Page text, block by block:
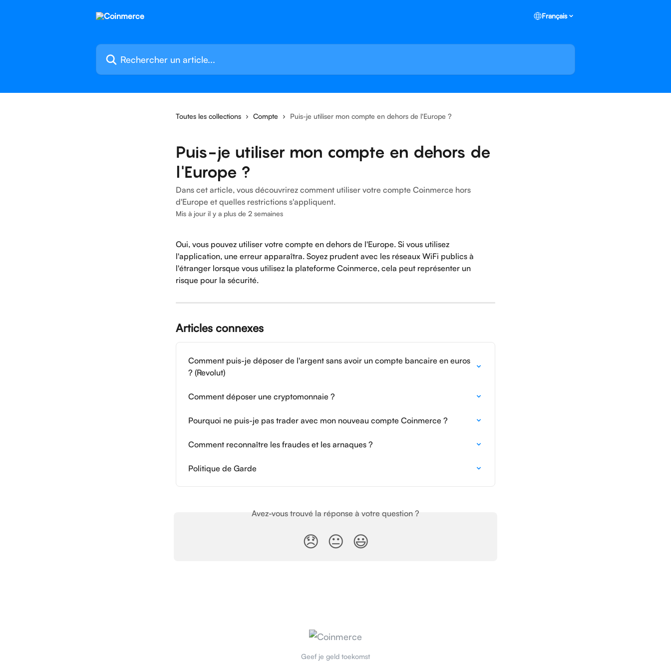
Français
Rechercher un article...
Toutes les collections Compte Puis-je utiliser mon compte en dehors de l'Europe ?
Puis-je utiliser mon compte en dehors de
l'Europe ?
Dans cet article, vous découvrirez comment utiliser votre compte Coinmerce hors
d'Europe et quelles restrictions s'appliquent.
Mis à jour il y a plus de 2 semaines
Oui, vous pouvez utiliser votre compte en dehors de l'Europe. Si vous utilisez
l'application, une erreur apparaîtra. Soyez prudent avec les réseaux WiFi publics à
l'étranger lorsque vous utilisez la plateforme Coinmerce, cela peut représenter un
risque pour la sécurité.
Articles connexes
Comment puis-je déposer de l'argent sans avoir un compte bancaire en euros
? (Revolut)
Comment déposer une cryptomonnaie ?
Pourquoi ne puis-je pas trader avec mon nouveau compte Coinmerce ?
Comment reconnaître les fraudes et les arnaques ?
Politique de Garde
Avez-vous trouvé la réponse à votre question ?
😞 😐 😃
Geef je geld toekomst